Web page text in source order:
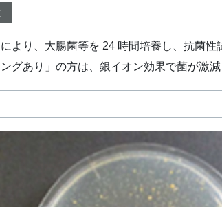
より、大腸菌等を 24 時間培養し、抗菌性
ングあり」の方は、銀イオン効果で菌が激